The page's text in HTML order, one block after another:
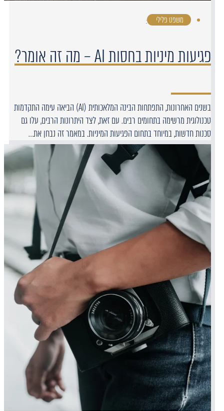
משפט פלילי ·
פגיעות מיניות בחסות AI – מה זה אומר?
בשנים האחרונות, התפתחות הבינה המלאכותית (AI) הביאה עימה התקדמות
טכנולוגית מרשימה בתחומים רבים. עם זאת, לצד היתרונות הרבים, עלו גם
סכנות חדשות, במיוחד בתחום הפגיעות המיניות. במאמר זה נבחן את…